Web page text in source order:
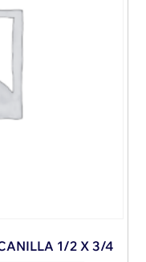
1/2 X 3/4